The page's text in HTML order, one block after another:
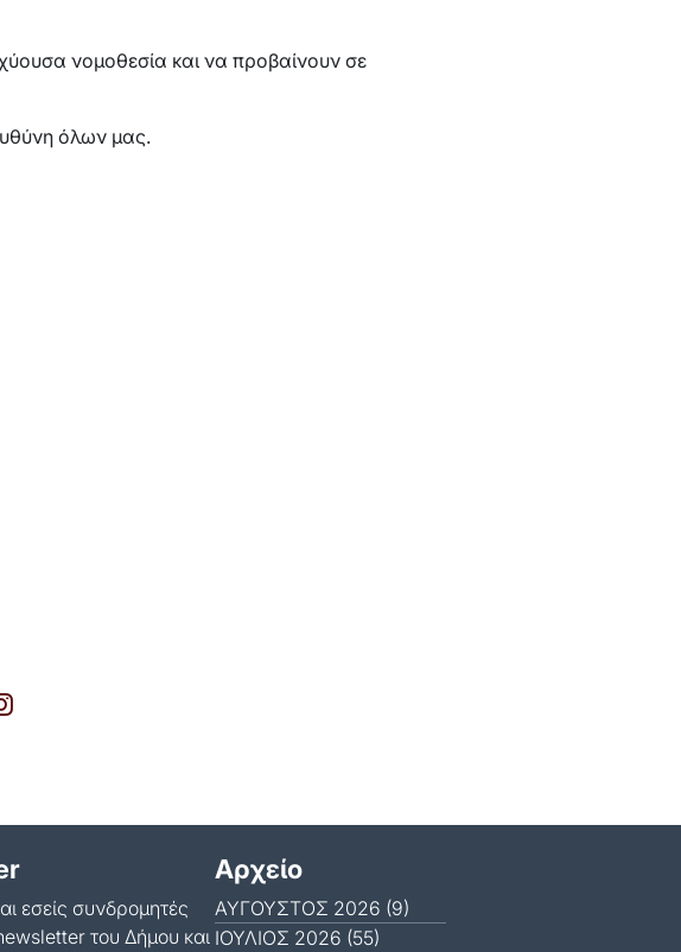
νομοθεσία και να προβαίνουν σε
όλων μας.
εσείς συνδρομητές
του Δήμου και
Αρχείο
ΑΎΓΟΥΣΤΟΣ 2026 (9)
ΙΟΎΛΙΟΣ 2026 (55)